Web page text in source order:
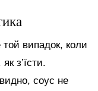
випадок, коли
з’їсти.
соус не